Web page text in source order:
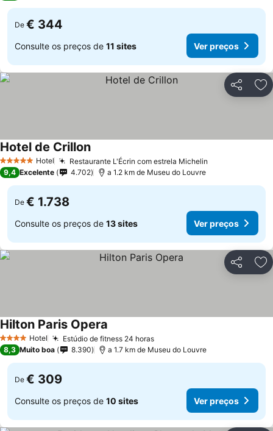
De € 344
Consulte os preços de 11 sites Ver preços
Partilhar
5 Estrelas Hotel Restaurante L'Écrin com estrela Michelin
Hotel de Crillon
9,4 Excelente 4.702 a 1.2 km de Museu do Louvre
De € 1.738
Consulte os preços de 13 sites Ver preços
Partilhar
4 EstrelasHotel Estúdio de fitness 24 horas
Hilton Paris Opera
8,3 Muito boa 8.390 a 1.7 km de Museu do Louvre
De € 309
Consulte os preços de 10 sites Ver preços